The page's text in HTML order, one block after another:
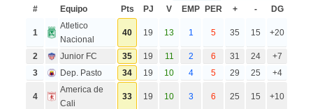
#
Equipo Pts PJ V EMP PER + - DG
1
Atletico
Nacional
40 19 13 1 5 35 15 +20
2 Junior FC 35 19 11 2 6 31 24
+7
3
Dep. Pasto 34 19 10 4 5 29 25 +4
4
America de
Cali
33 19 10 3 6 25 15 +10